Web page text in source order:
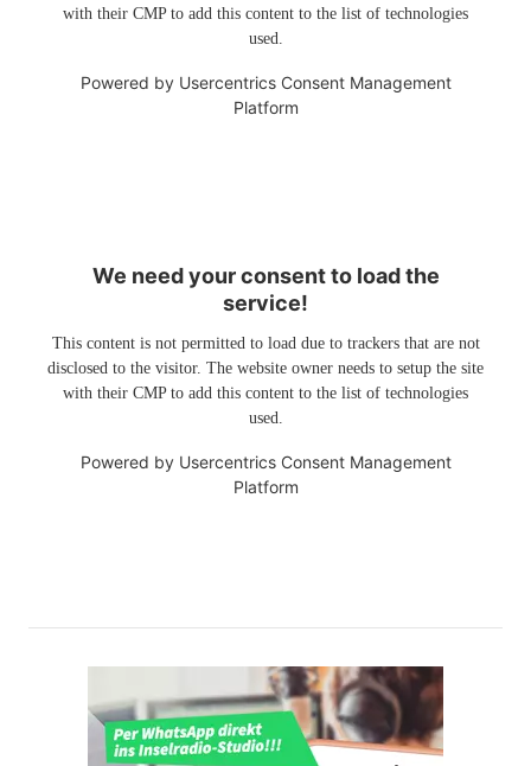
with their CMP to add this content to the list of technologies
used.
Powered by Usercentrics Consent Management
Platform
We need your consent to load the
service!
This content is not permitted to load due to trackers that are not
disclosed to the visitor. The website owner needs to setup the site
with their CMP to add this content to the list of technologies
used.
Powered by Usercentrics Consent Management
Platform